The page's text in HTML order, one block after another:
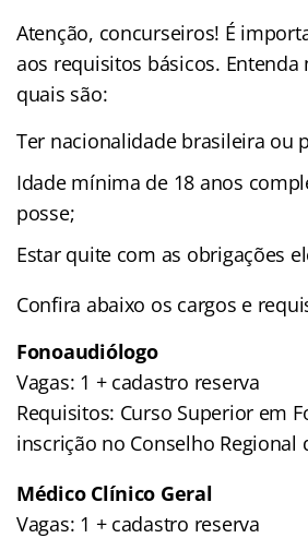
Atenção, concurseiros! É
aos requisitos básicos. Entenda
quais são:
Ter nacionalidade brasileira ou
Idade mínima de 18 anos
posse;
Estar quite com as obrigações
Confira abaixo os cargos e
Fonoaudiólogo
Vagas: 1 + cadastro reserva
Requisitos: Curso Superior em
inscrição no Conselho Regional
Médico Clínico Geral
Vagas: 1 + cadastro reserva